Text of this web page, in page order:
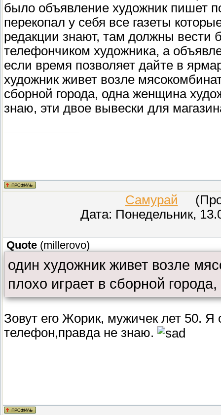
было объявление художник пишет
перекопал у себя все газеты
редакции знают, там должны вести
телефончиком художника, а
если время позволяет дайте в
художник живет возле
сборной города, одна женщина
знаю, эти двое вывески для
Самурай
Дата: Понедельник,
Quote (millerovo)
один художник живет возле
плохо играет в сборной города,
Зовут его Жорик, мужичек лет 50.
телефон,правда не знаю.